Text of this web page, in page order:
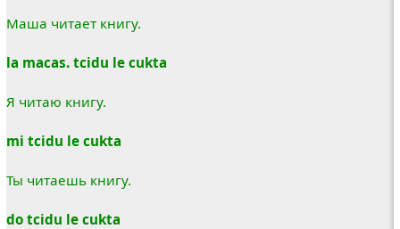
Маша читает книгу.
la macas. tcidu le cukta
Я читаю книгу.
mi tcidu le cukta
Ты читаешь книгу.
do tcidu le cukta